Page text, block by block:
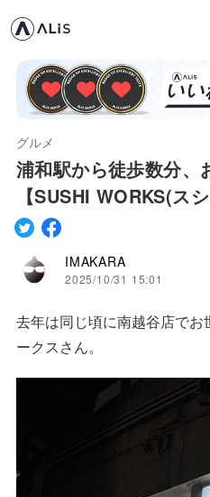
グルメ
浦和駅から徒歩数分、
【SUSHI WORKS(ス
IMAKARA
2025/10/31 15:01
去年は同じ頃に南越谷店で
ークスさん。